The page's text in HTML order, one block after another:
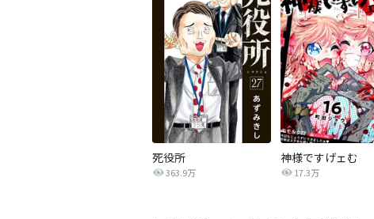
死役所
363.9万
神様ですげェむ
17.3万